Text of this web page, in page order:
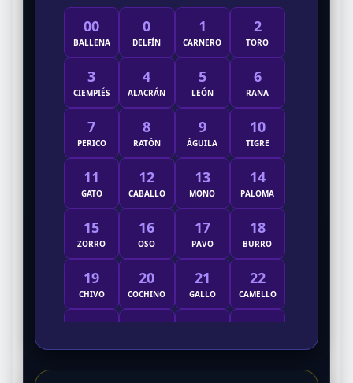
00
BALLENA
0
DELFÍN
1
CARNERO
2
TORO
3
CIEMPIÉS
4
ALACRÁN
5
LEÓN
6
RANA
7
PERICO
8
RATÓN
9
ÁGUILA
10
TIGRE
11
GATO
12
CABALLO
13
MONO
14
PALOMA
15
ZORRO
16
OSO
17
PAVO
18
BURRO
19
CHIVO
20
COCHINO
21
GALLO
22
CAMELLO
23 24 25 26